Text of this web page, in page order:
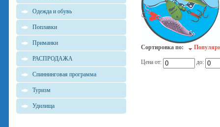
Одежда и обувь
Поплавки
Приманки
РАСПРОДАЖА
Спиннинговая программа
Туризм
Удилища
Сортировка по:
Цена от: до: